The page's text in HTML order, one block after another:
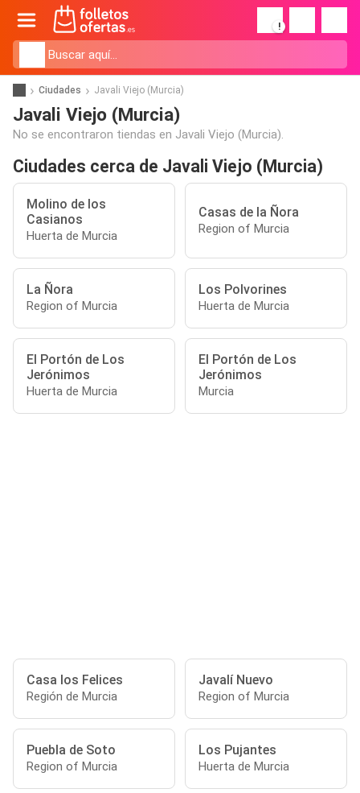
!
Ciudades Javali Viejo (Murcia)
Javali Viejo (Murcia)
No se encontraron tiendas en Javali Viejo (Murcia).
Ciudades cerca de Javali Viejo (Murcia)
Molino de los
Casianos
Huerta de Murcia
Casas de la Ñora
Region of Murcia
La Ñora
Region of Murcia
Los Polvorines
Huerta de Murcia
El Portón de Los
Jerónimos
Huerta de Murcia
El Portón de Los
Jerónimos
Murcia
Casa los Felices
Región de Murcia
Javalí Nuevo
Region of Murcia
Puebla de Soto
Region of Murcia
Los Pujantes
Huerta de Murcia